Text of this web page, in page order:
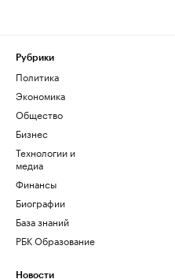
Рубрики
Политика
Экономика
Общество
Бизнес
Технологии и
медиа
Финансы
Биографии
База знаний
РБК Образование
Новости